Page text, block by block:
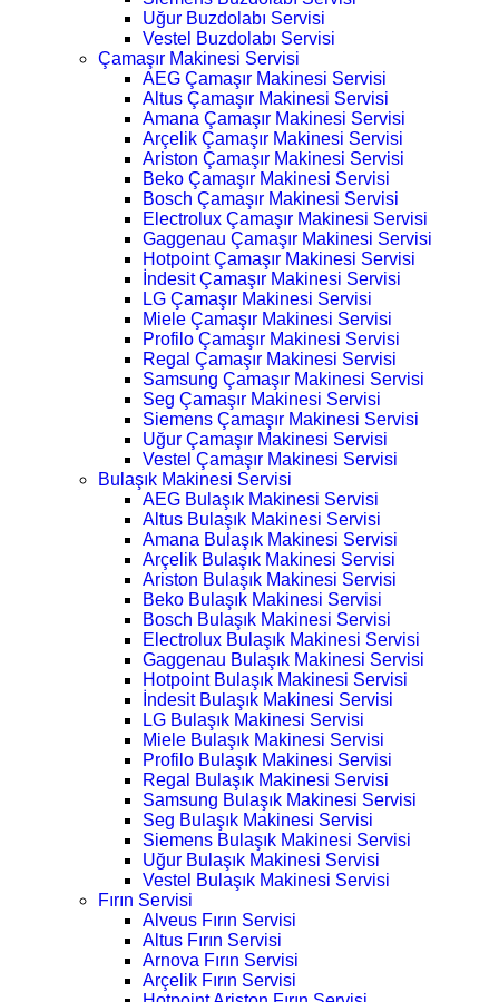
Uğur Buzdolabı Servisi
Vestel Buzdolabı Servisi
Çamaşır Makinesi Servisi
AEG Çamaşır Makinesi Servisi
Altus Çamaşır Makinesi Servisi
Amana Çamaşır Makinesi Servisi
Arçelik Çamaşır Makinesi Servisi
Ariston Çamaşır Makinesi Servisi
Beko Çamaşır Makinesi Servisi
Bosch Çamaşır Makinesi Servisi
Electrolux Çamaşır Makinesi Servisi
Gaggenau Çamaşır Makinesi Servisi
Hotpoint Çamaşır Makinesi Servisi
İndesit Çamaşır Makinesi Servisi
LG Çamaşır Makinesi Servisi
Miele Çamaşır Makinesi Servisi
Profilo Çamaşır Makinesi Servisi
Regal Çamaşır Makinesi Servisi
Samsung Çamaşır Makinesi Servisi
Seg Çamaşır Makinesi Servisi
Siemens Çamaşır Makinesi Servisi
Uğur Çamaşır Makinesi Servisi
Vestel Çamaşır Makinesi Servisi
Bulaşık Makinesi Servisi
AEG Bulaşık Makinesi Servisi
Altus Bulaşık Makinesi Servisi
Amana Bulaşık Makinesi Servisi
Arçelik Bulaşık Makinesi Servisi
Ariston Bulaşık Makinesi Servisi
Beko Bulaşık Makinesi Servisi
Bosch Bulaşık Makinesi Servisi
Electrolux Bulaşık Makinesi Servisi
Gaggenau Bulaşık Makinesi Servisi
Hotpoint Bulaşık Makinesi Servisi
İndesit Bulaşık Makinesi Servisi
LG Bulaşık Makinesi Servisi
Miele Bulaşık Makinesi Servisi
Profilo Bulaşık Makinesi Servisi
Regal Bulaşık Makinesi Servisi
Samsung Bulaşık Makinesi Servisi
Seg Bulaşık Makinesi Servisi
Siemens Bulaşık Makinesi Servisi
Uğur Bulaşık Makinesi Servisi
Vestel Bulaşık Makinesi Servisi
Fırın Servisi
Alveus Fırın Servisi
Altus Fırın Servisi
Arnova Fırın Servisi
Arçelik Fırın Servisi